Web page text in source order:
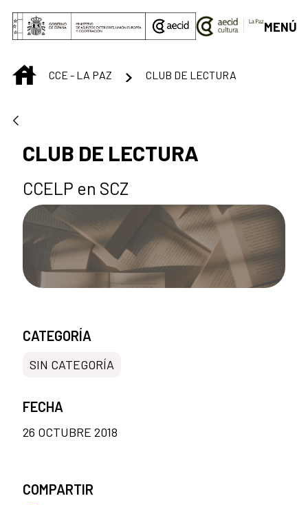
Saltar al contenido principal
MENÚ
INICIOCCE - LA PAZ CLUB DE LECTURA
CLUB DE LECTURA
CCELP en SCZ
CATEGORÍA
SIN CATEGORÍA
FECHA
26 OCTUBRE 2018
COMPARTIR